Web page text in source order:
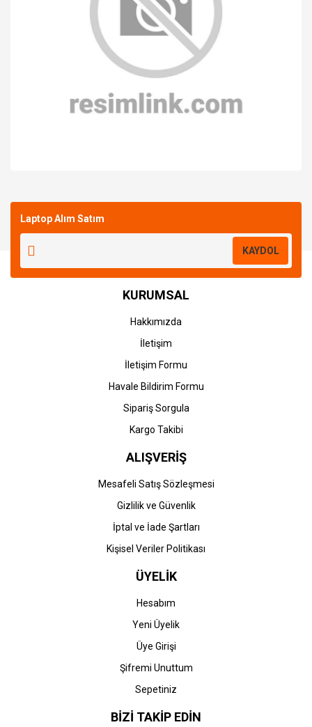
Laptop Alım Satım
KAYDOL
KURUMSAL
Hakkımızda
İletişim
İletişim Formu
Havale Bildirim Formu
Sipariş Sorgula
Kargo Takibi
ALIŞVERİŞ
Mesafeli Satış Sözleşmesi
Gizlilik ve Güvenlik
İptal ve İade Şartları
Kişisel Veriler Politikası
ÜYELİK
Hesabım
Yeni Üyelik
Üye Girişi
Şifremi Unuttum
Sepetiniz
BİZİ TAKİP EDİN